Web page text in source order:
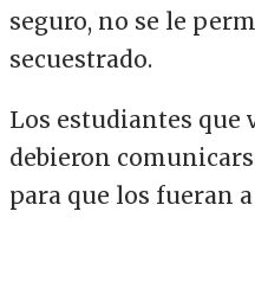
seguro, no se le
secuestrado.
Los estudiantes que
debieron
para que los fueran